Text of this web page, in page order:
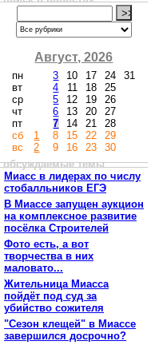
Август, 2026
пн
вт
ср
чт
пт
сб
вс
1
2
3
4
5
6
7
8
9
10
11
12
13
14
15
16
17
18
19
20
21
22
23
24
25
26
27
28
29
30
31
обсуждаемые темы
Миасс в лидерах по числу
стобалльников ЕГЭ
В Миассе запущен аукцион
на комплексное развитие
посёлка Строителей
Фото есть, а вот
творчества в них
маловато...
Жительница Миасса
пойдёт под суд за
убийство сожителя
"Сезон клещей" в Миассе
завершился досрочно?